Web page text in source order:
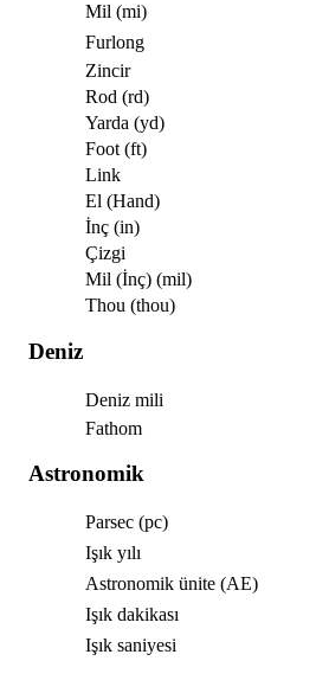
Mil (mi)
Furlong
Zincir
Rod (rd)
Yarda (yd)
Foot (ft)
Link
El (Hand)
İnç (in)
Çizgi
Mil (İnç) (mil)
Thou (thou)
Deniz
Deniz mili
Fathom
Astronomik
Parsec (pc)
Işık yılı
Astronomik ünite (AE)
Işık dakikası
Işık saniyesi